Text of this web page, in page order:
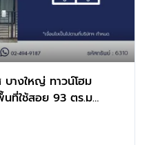
บางใหญ่ ทาวน์โฮม
ที่ใช้สอย 93 ตร.ม.
ติดถนนกาญจนา
ฟ้าสายสีม่วง เดิน